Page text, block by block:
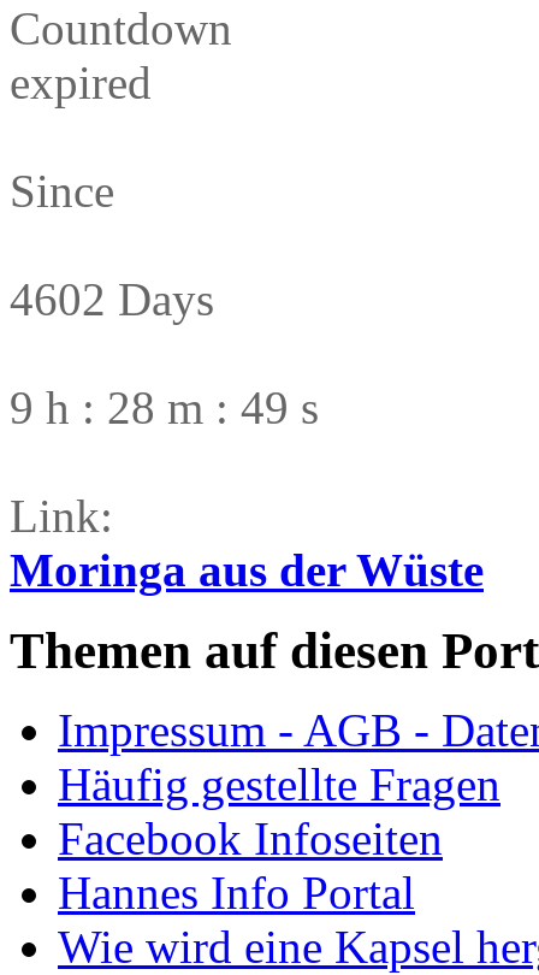
Countdown
expired
Since
4602 Days
9 h : 28 m : 50 s
Link:
Moringa aus der Wüste
Themen auf diesen
Impressum - AGB -
Häufig gestellte Fragen
Facebook Infoseiten
Hannes Info Portal
Wie wird eine Kapsel